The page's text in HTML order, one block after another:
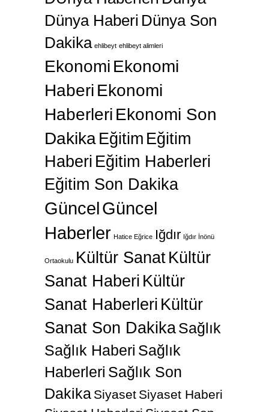
Dünya Haberi Dünya Son
Dakika ehlibeyt ehlibeyt alimleri
Ekonomi Ekonomi
Haberi Ekonomi
Haberleri Ekonomi Son
Dakika Eğitim Eğitim
Haberi Eğitim Haberleri
Eğitim Son Dakika
GüncelGüncel
Haberler Hatice Eğrice Iğdır Iğdır İnönü
Ortaokulu Kültür SanatKültür
Sanat Haberi Kültür
Sanat Haberleri Kültür
Sanat Son DakikaSağlık
Sağlık Haberi Sağlık
Haberleri Sağlık Son
Dakika Siyaset Siyaset Haberi